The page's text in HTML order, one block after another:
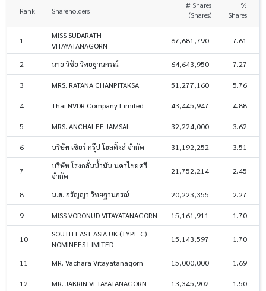
Rank Shareholders
# Shares
(Shares)
%
Shares
1
MISS SUDARATH
VITAYATANAGORN
67,681,790 7.61
2 นาย วิชัย วิทยฐานกรณ์ 64,643,950 7.27
3 MRS. RATANA CHANPITAKSA 51,277,160 5.76
4 Thai NVDR Company Limited 43,445,947 4.88
5 MRS. ANCHALEE JAMSAI 32,224,000 3.62
6 บริษัท เชียร์ กรุ๊ป โฮลดิ้งส์ จำกัด 31,192,252 3.51
7
บริษัท โรงกลั่นน้ำมัน นครไชยศรี
จำกัด
21,752,214 2.45
8 น.ส. อรัญญา วิทยฐานกรณ์ 20,223,355 2.27
9 MISS VORONUD VITAYATANAGORN 15,161,911 1.70
10
SOUTH EAST ASIA UK (TYPE C)
NOMINEES LIMITED
15,143,597 1.70
11 MR. Vachara Vitayatanagorn 15,000,000 1.69
12 MR. JAKRIN VLTAYATANAGORN 13,345,902 1.50